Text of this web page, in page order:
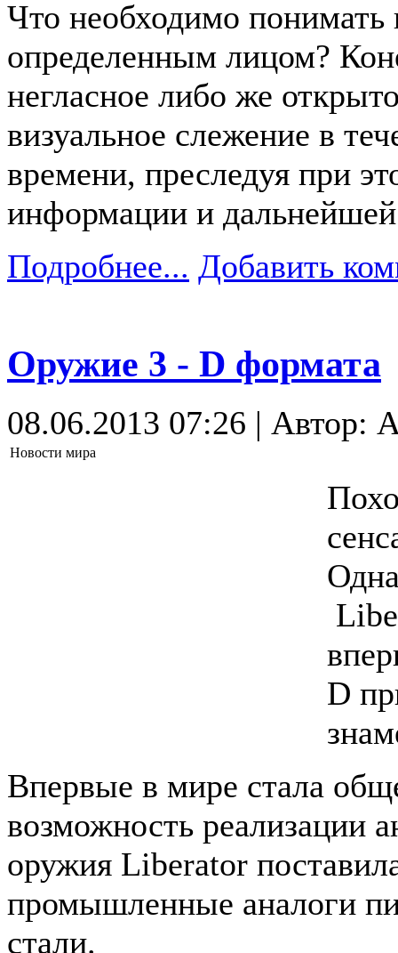
Что необходимо понимать
определенным лицом?
негласное либо же
визуальное слежение в
времени, преследуя при
информации и дальнейшей
Подробнее... Добавить
Оружие 3 - D формата
08.06.2013 07:26 | Автор:
Новости мира
D
Впервые в мире стала
возможность реализации
оружия Liberator
промышленные аналоги
стали.